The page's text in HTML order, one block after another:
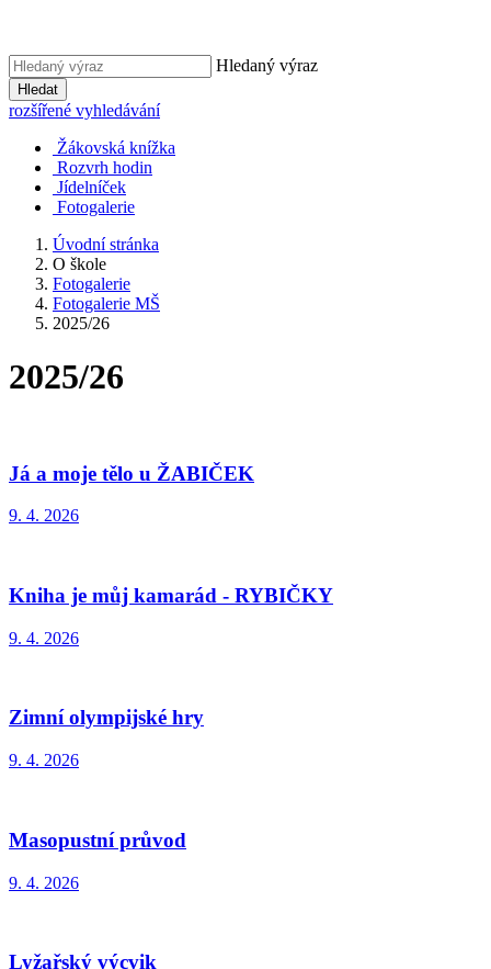
Hledaný výraz
Hledat
rozšířené vyhledávání
Žákovská knížka
Rozvrh hodin
Jídelníček
Fotogalerie
Úvodní stránka
O škole
Fotogalerie
Fotogalerie MŠ
2025/26
2025/26
Já a moje tělo u ŽABIČEK
9. 4. 2026
Kniha je můj kamarád - RYBIČKY
9. 4. 2026
Zimní olympijské hry
9. 4. 2026
Masopustní průvod
9. 4. 2026
Lyžařský výcvik